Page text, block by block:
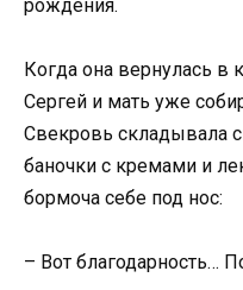
рождения.
Когда она вернулась в
Сергей и мать уже
Свекровь складывала
баночки с кремами и
бормоча себе под нос:
– Вот благодарность…